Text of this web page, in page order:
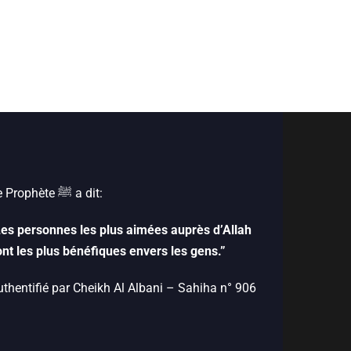
Le Prophète ﷺ‎ a dit:
personnes les plus aimées auprès d’Allah
les plus bénéfiques envers les gens.”
par Cheikh Al Albani – Sahiha n° 906